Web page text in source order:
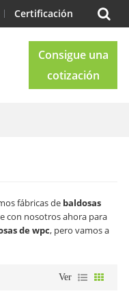
Certificación
Consigue una
cotización
fábricas de baldosas
con nosotros ahora para
de wpc, pero vamos a
Ver